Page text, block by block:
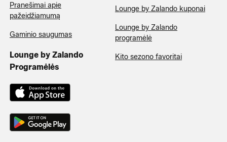
Pranešimai apie
pažeidžiamumą
Gaminio saugumas
Lounge by Zalando
Programėlės
Lounge by Zalando kuponai
Lounge by Zalando
programėlė
Kito sezono favoritai